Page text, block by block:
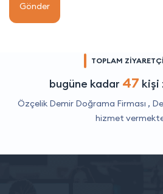
Gönder
TOPLAM
bugüne kadar 47 kişi
Özçelik Demir Doğrama Firması ,
hizmet